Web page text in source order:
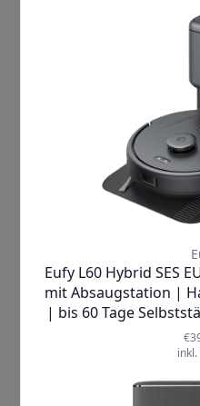
,
den Füllstand
auf
hochentwickelte
Räume
binokularer
RGB-Kamera.
Voxel
herkömmlichen
Zusammen mit
erstellt der
Modelle deiner
die